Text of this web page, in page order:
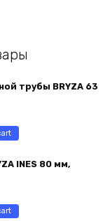
трубы BRYZA 63
INES 80 мм,